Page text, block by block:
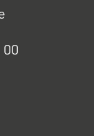
00